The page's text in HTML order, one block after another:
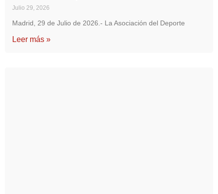
Julio 29, 2026
Madrid, 29 de Julio de 2026.- La Asociación del Deporte
Leer más »